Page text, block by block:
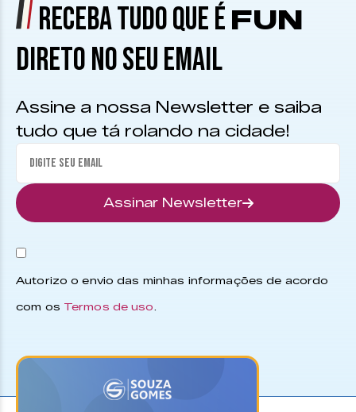
RECEBA TUDO QUE É FUN
DIRETO NO SEU EMAIL
Assine a nossa Newsletter e saiba
tudo que tá rolando na cidade!
Assinar Newsletter
Autorizo o envio das minhas informações de acordo
com os Termos de uso.